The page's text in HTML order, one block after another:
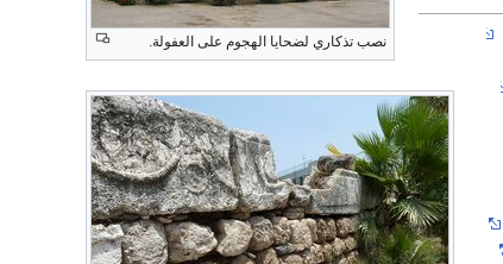
نصب تذكاري لضحايا الهجوم على العفولة.